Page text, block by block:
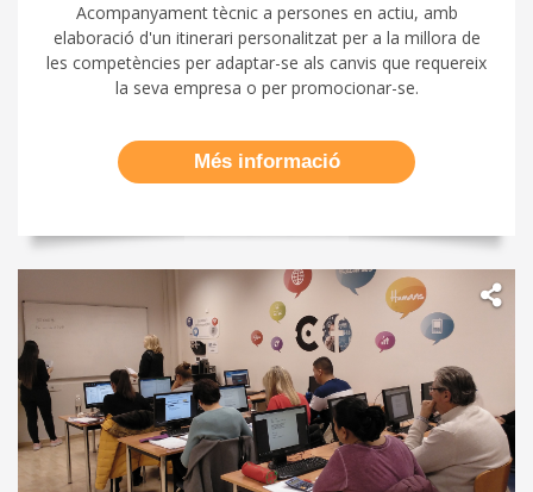
Acompanyament tècnic a persones en actiu, amb
elaboració d'un itinerari personalitzat per a la millora de
les competències per adaptar-se als canvis que requereix
la seva empresa o per promocionar-se.
Més informació